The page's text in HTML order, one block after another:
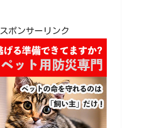
スポンサーリンク